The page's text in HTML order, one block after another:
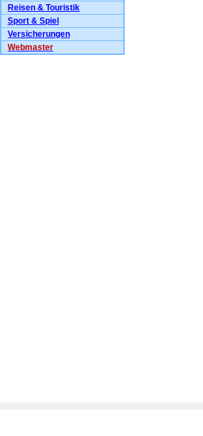
Reisen & Touristik
Sport & Spiel
Versicherungen
Webmaster